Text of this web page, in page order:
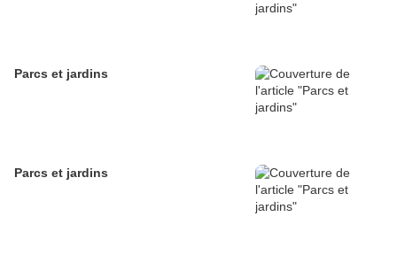
Parcs et jardins
Parcs et jardins